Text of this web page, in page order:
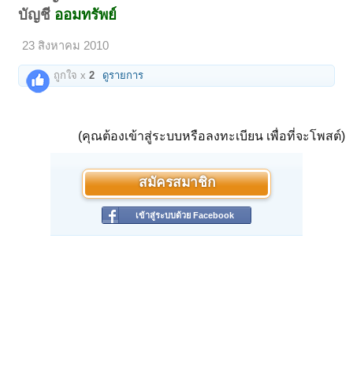
บัญชี ออมทรัพย์
23 สิงหาคม 2010
ถูกใจ x2 ดูรายการ
(คุณต้องเข้าสู่ระบบหรือลงทะเบียน เพื่อที่จะโพสต์)
สมัครสมาชิก
เข้าสู่ระบบด้วย Facebook